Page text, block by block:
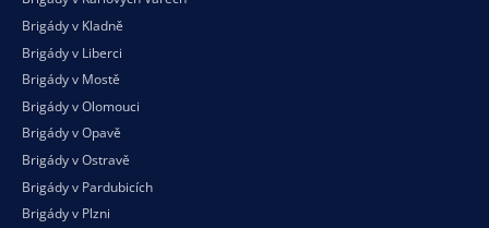
Brigády v Kladně
Brigády v Liberci
Brigády v Mostě
Brigády v Olomouci
Brigády v Opavě
Brigády v Ostravě
Brigády v Pardubicích
Brigády v Plzni